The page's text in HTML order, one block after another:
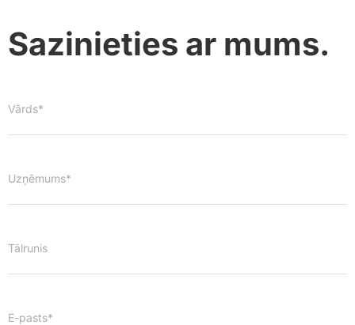
Sazinieties ar mums.
Vārds*
Uzņēmums*
Tālrunis
E-pasts*